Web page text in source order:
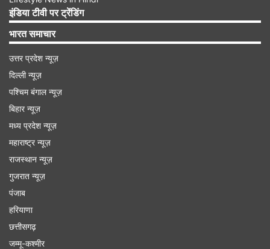
न्यूजीलैंड की टीम 16 जबकि डिफेंडिंग चैंपियन साउथ
अफ्रीकी टीम सिर्फ 14 मैच खेलेगी। वेस्टइंडीज के लिए भी
14 टेस्ट मैच निर्धारित हैं। पाकिस्तान की टीम 13 मैचों में
हिस्सा लेगी। बांग्लादेश और श्रीलंका के हिस्से में सबसे कम
टेस्ट मैच आए हैं। दोनों टीमों को सिर्फ 12-12 टेस्ट मैच
खेलने का मौका मिलेगा।
इंडिया टीवी पर ट्रेंडिंग
भारत समाचार
उत्तर प्रदेश न्यूज़
दिल्ली न्यूज़
पश्चिम बंगाल न्यूज़
बिहार न्यूज़
मध्य प्रदेश न्यूज़
महाराष्ट्र न्यूज़
राजस्थान न्यूज़
गुजरात न्यूज़
पंजाब
हरियाणा
छत्तीसगढ़
जम्मू-कश्मीर